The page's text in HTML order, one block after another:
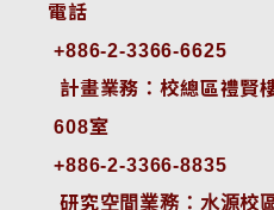
電話
+886-2-3366-6625
計畫業務：校總區禮賢
608室
+886-2-3366-8835
研究空間業務：水源校